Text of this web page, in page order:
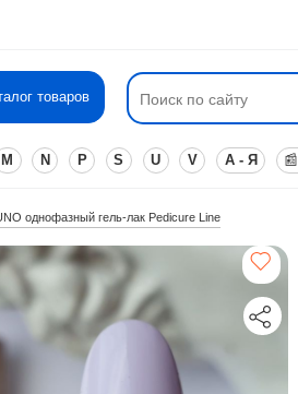
товаров
M N P S U V А - Я 📰
однофазный гель-лак Pedicure Line